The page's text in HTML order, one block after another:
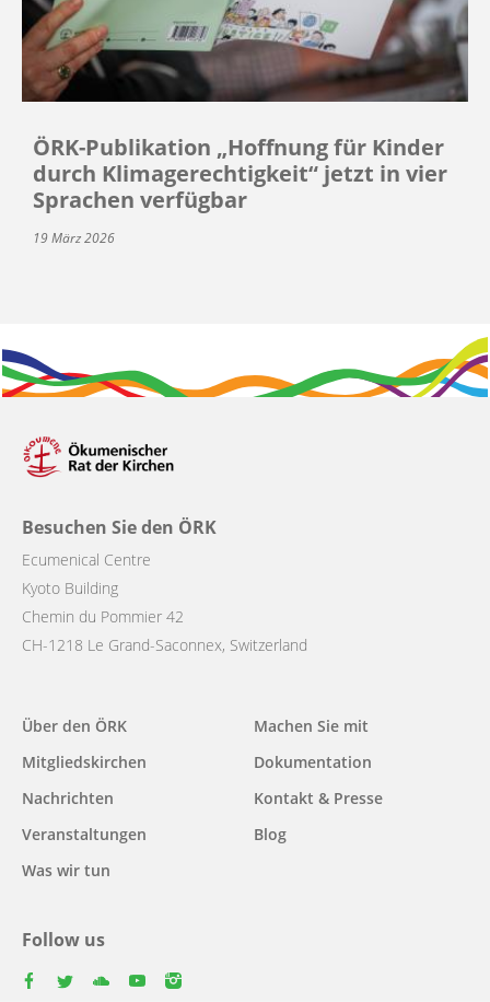
ÖRK-Publikation „Hoffnung für Kinder
durch Klimagerechtigkeit“ jetzt in vier
Sprachen verfügbar
19 März 2026
Besuchen Sie den ÖRK
Ecumenical Centre
Kyoto Building
Chemin du Pommier 42
CH-1218 Le Grand-Saconnex, Switzerland
Main
navigation
Über den ÖRK
Mitgliedskirchen
Nachrichten
Veranstaltungen
Was wir tun
Machen Sie mit
Dokumentation
Kontakt & Presse
Blog
Follow us